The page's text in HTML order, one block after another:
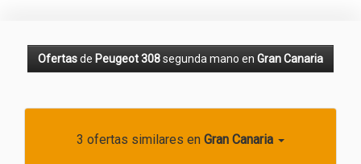
Ofertasde Peugeot 308segunda mano en Gran Canaria
3 ofertas similares en Gran Canaria